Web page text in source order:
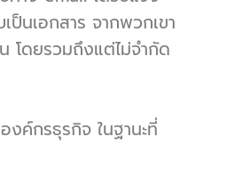
ป็นเอกสาร จากพวกเขา
โดยรวมถึงแต่ไม่จำกัด
รธุรกิจ ในฐานะที่